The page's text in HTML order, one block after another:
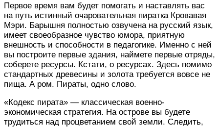
Первое время вам будет помогать и наставлять вас
на путь истинный очаровательная пиратка Кровавая
Мэри. Барышня полностью озвучена на русский язык,
имеет своеобразное чувство юмора, приятную
внешность и способности в педагогике. Именно с ней
вы построите первые здания, наймете первые отряды,
соберете ресурсы. Кстати, о ресурсах. Здесь помимо
стандартных древесины и золота требуется вовсе не
пища. А ром. Пираты, одно слово.
«Кодекс пирата» — классическая военно-
экономическая стратегия. На острове вы будете
трудиться над процветанием свой земли. Следить,